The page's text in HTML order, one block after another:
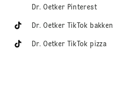
Dr. Oetker Pinterest
Dr. Oetker TikTok bakken
Dr. Oetker TikTok pizza